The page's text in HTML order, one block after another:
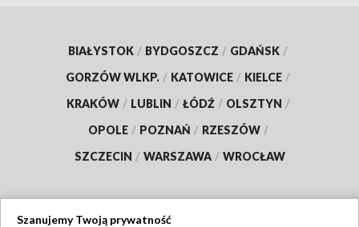
BIAŁYSTOK / BYDGOSZCZ / GDAŃSK /
GORZÓW WLKP. / KATOWICE / KIELCE /
KRAKÓW / LUBLIN / ŁÓDŹ / OLSZTYN /
OPOLE / POZNAŃ / RZESZÓW /
SZCZECIN / WARSZAWA / WROCŁAW
Szanujemy Twoją prywatność